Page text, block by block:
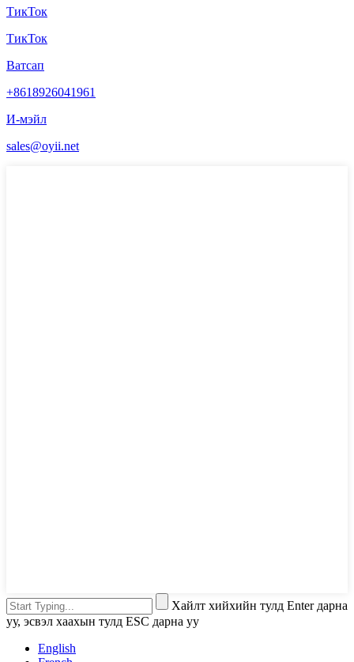
ТикТок
ТикТок
Ватсап
+8618926041961
И-мэйл
sales@oyii.net
Хайлт хийхийн тулд Enter дарна
уу, эсвэл хаахын тулд ESC дарна уу
English